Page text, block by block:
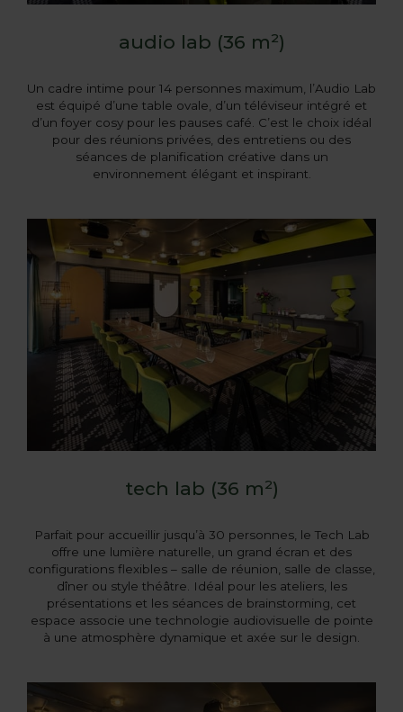
audio lab (36 m²)
Un cadre intime pour 14 personnes maximum, l’Audio Lab
est équipé d’une table ovale, d’un téléviseur intégré et
d’un foyer cosy pour les pauses café. C’est le choix idéal
pour des réunions privées, des entretiens ou des
séances de planification créative dans un
environnement élégant et inspirant.
tech lab (36 m²)
Parfait pour accueillir jusqu’à 30 personnes, le Tech Lab
offre une lumière naturelle, un grand écran et des
configurations flexibles – salle de réunion, salle de classe,
dîner ou style théâtre. Idéal pour les ateliers, les
présentations et les séances de brainstorming, cet
espace associe une technologie audiovisuelle de pointe
à une atmosphère dynamique et axée sur le design.